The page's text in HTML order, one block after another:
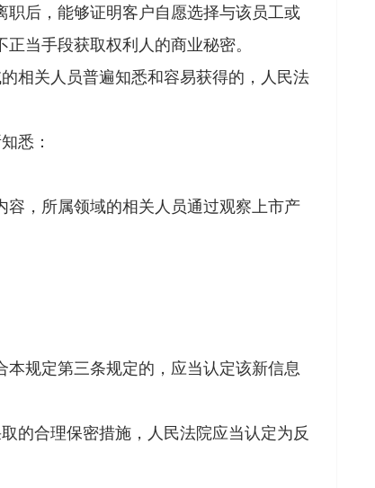
后，能够证明客户自愿选择与该员工或
当手段获取权利人的商业秘密。
关人员普遍知悉和容易获得的，人民法
悉：
，所属领域的相关人员通过观察上市产
规定第三条规定的，应当认定该新信息
合理保密措施，人民法院应当认定为反